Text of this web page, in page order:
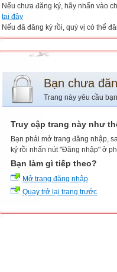
Nếu chưa đăng ký, hãy nhấn vào
tại đây
Nếu đã đăng ký rồi, quý vị có thể
Bạn chưa
Trang này yêu cầu
Truy cập trang này như
Bạn phải mở trang đăng nhập,
ký rồi nhấn nút "Đăng nhập" ở
Bạn làm gì tiếp theo?
Mở trang đăng nhập
Quay trở lại trang trước